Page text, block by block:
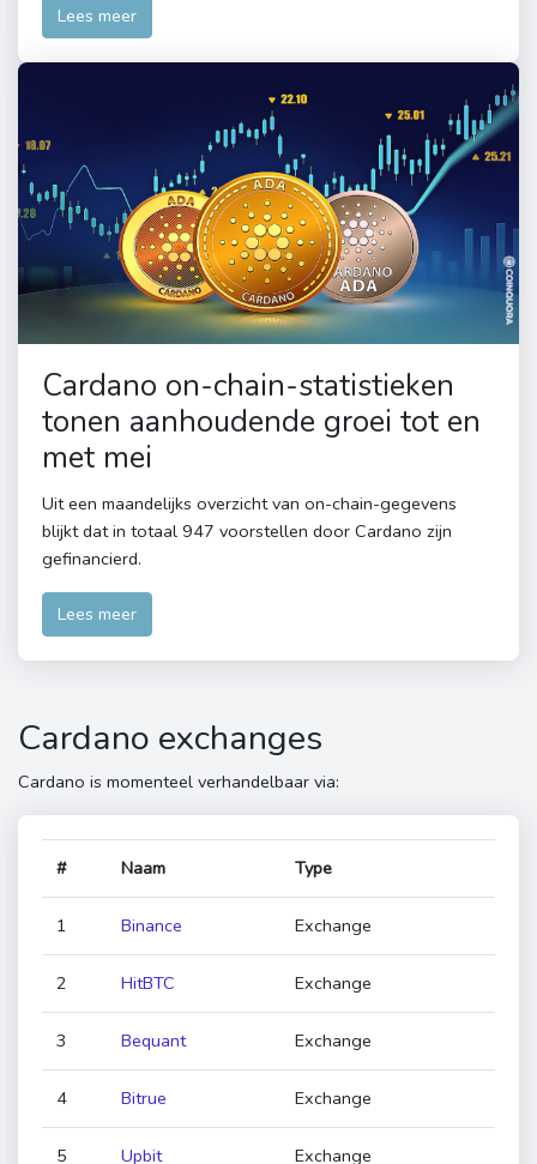
Lees meer
Cardano on-chain-statistieken
tonen aanhoudende groei tot en
met mei
Uit een maandelijks overzicht van on-chain-gegevens
blijkt dat in totaal 947 voorstellen door Cardano zijn
gefinancierd.
Lees meer
Cardano exchanges
Cardano is momenteel verhandelbaar via:
# Naam Type
1 Binance Exchange
2 HitBTC Exchange
3 Bequant Exchange
4 Bitrue Exchange
5 Upbit Exchange